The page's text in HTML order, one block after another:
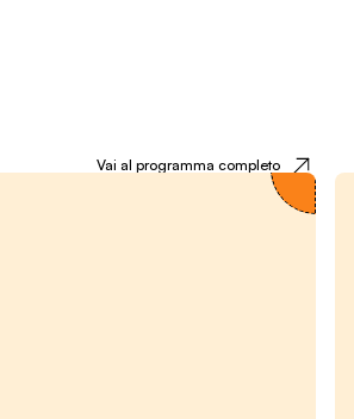
Vai al programma completo Festival